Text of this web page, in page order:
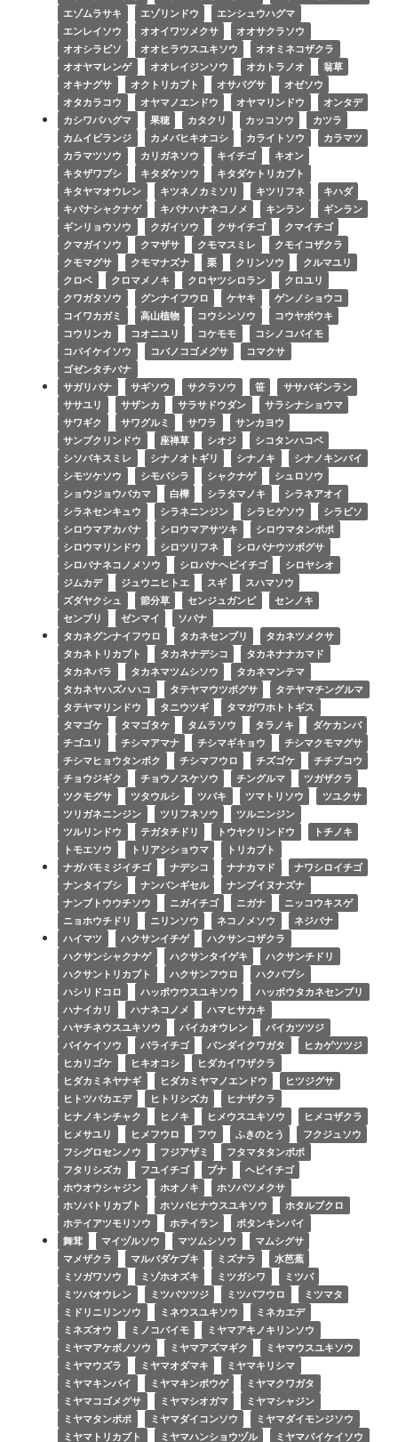
エゾムラサキ
エゾリンドウ
エンシュウハグマ
エンレイソウ
オオイワツメクサ
オオサクラソウ
オオシラビソ
オオヒラウスユキソウ
オオミネコザクラ
オオヤマレンゲ
オオレイジンソウ オカトラノオ
翁草
オキナグサ
オクトリカブト オサバグサ
オゼソウ
オタカラコウ
オヤマノエンドウ オヤマリンドウ
オンタデ
カシワバハグマ
果穂 カタクリ カッコソウ
カツラ
カムイビランジ
カメバヒキオコシ カライトソウ
カラマツ
カラマツソウ
カリガネソウ キイチゴ
キオン
キタザワブシ
キタダケソウ
キタダケトリカブト
キタヤマオウレン
キツネノカミソリ キツリフネ
キハダ
キバナシャクナゲ
キバナハナネコノメ キンラン
ギンラン
ギンリョウソウ
クガイソウ クサイチゴ
クマイチゴ
クマガイソウ
クマザサ クモマスミレ
クモイコザクラ
クモマグサ
クモマナズナ 栗 クリンソウ
クルマユリ
クロベ
クロマメノキ クロヤツシロラン
クロユリ
クワガタソウ
グンナイフウロ ケヤキ
ゲンノショウコ
コイワカガミ
高山植物 コウシンソウ
コウヤボウキ
コウリンカ
コオニユリ コケモモ
コシノコバイモ
コバイケイソウ
コバノコゴメグサ
コマクサ
ゴゼンタチバナ
サガリバナ
サギソウ サクラソウ 笹
ササバギンラン
ササユリ
サザンカ サラサドウダン
サラシナショウマ
サワギク
サワグルミ サワラ
サンカヨウ
サンプクリンドウ
座禅草 シオジ
シコタンハコベ
シソバキスミレ
シナノオトギリ シナノキ
シナノキンバイ
シモツケソウ
シモバシラ シャクナゲ
シュロソウ
ショウジョウバカマ
白樺 シラタマノキ
シラネアオイ
シラネセンキュウ
シラネニンジン シラヒゲソウ
シラビソ
シロウマアカバナ
シロウマアサツキ
シロウマタンポポ
シロウマリンドウ
シロツリフネ
シロバナウツボグサ
シロバナネコノメソウ
シロバナヘビイチゴ
シロヤシオ
ジムカデ
ジュウニヒトエ スギ
スハマソウ
ズダヤクシュ
節分草 センジュガンピ
センノキ
センブリ
ゼンマイ
ソバナ
タカネグンナイフウロ
タカネセンブリ
タカネツメクサ
タカネトリカブト
タカネナデシコ
タカネナナカマド
タカネバラ
タカネマツムシソウ
タカネマンテマ
タカネヤハズハハコ
タテヤマウツボグサ
タテヤマチングルマ
タテヤマリンドウ
タニウツギ
タマガワホトトギス
タマゴケ
タマゴタケ タムラソウ タラノキ
ダケカンバ
チゴユリ
チシマアマナ チシマギキョウ
チシマクモマグサ
チシマヒョウタンボク
チシマフウロ チズゴケ
チチブコウ
チョウジギク
チョウノスケソウ チングルマ
ツガザクラ
ツクモグサ
ツタウルシ ツバキ ツマトリソウ
ツユクサ
ツリガネニンジン
ツリフネソウ
ツルニンジン
ツルリンドウ
テガタチドリ トウヤクリンドウ
トチノキ
トモエソウ
トリアシショウマ
トリカブト
ナガバモミジイチゴ
ナデシコ ナナカマド
ナワシロイチゴ
ナンタイブシ
ナンバンギセル
ナンブイヌナズナ
ナンブトウウチソウ
ニガイチゴ ニガナ
ニッコウキスゲ
ニョホウチドリ
ニリンソウ ネコノメソウ
ネジバナ
ハイマツ
ハクサンイチゲ
ハクサンコザクラ
ハクサンシャクナゲ
ハクサンタイゲキ
ハクサンチドリ
ハクサントリカブト
ハクサンフウロ
ハクバブシ
ハシリドコロ
ハッポウウスユキソウ
ハッポウタカネセンブリ
ハナイカリ
ハナネコノメ
ハマヒサカキ
ハヤチネウスユキソウ
バイカオウレン
バイカツツジ
バイケイソウ
バライチゴ バンダイクワガタ
ヒカゲツツジ
ヒカリゴケ
ヒキオコシ
ヒダカイワザクラ
ヒダカミネヤナギ
ヒダカミヤマノエンドウ
ヒツジグサ
ヒトツバカエデ
ヒトリシズカ
ヒナザクラ
ヒナノキンチャク
ヒノキ ヒメウスユキソウ
ヒメコザクラ
ヒメサユリ
ヒメフウロ フウ ふきのとう
フクジュソウ
フシグロセンノウ
フジアザミ
フタマタタンポポ
フタリシズカ
フユイチゴ ブナ
ヘビイチゴ
ホウオウシャジン
ホオノキ
ホソバツメクサ
ホソバトリカブト
ホソバヒナウスユキソウ
ホタルブクロ
ホテイアツモリソウ
ホテイラン
ボタンキンバイ
舞茸
マイヅルソウ マツムシソウ
マムシグサ
マメザクラ
マルバダケブキ ミズナラ
水芭蕉
ミソガワソウ
ミゾホオズキ ミツガシワ
ミツバ
ミツバオウレン
ミツバツツジ ミツバフウロ
ミツマタ
ミドリニリンソウ
ミネウスユキソウ
ミネカエデ
ミネズオウ
ミノコバイモ
ミヤマアキノキリンソウ
ミヤマアケボノソウ
ミヤマアズマギク
ミヤマウスユキソウ
ミヤマウズラ
ミヤマオダマキ
ミヤマキリシマ
ミヤマキンバイ
ミヤマキンポウゲ
ミヤマクワガタ
ミヤマコゴメグサ
ミヤマシオガマ
ミヤマシャジン
ミヤマタンポポ
ミヤマダイコンソウ
ミヤマダイモンジソウ
ミヤマトリカブト
ミヤマハンショウヅル ミヤマバイケイソウ